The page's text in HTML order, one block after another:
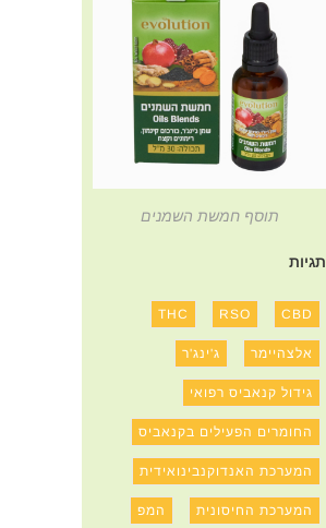
תוסף חמשת השמנים
תגיות
CBD
RSO
THC
אלצהיימר ג'ינג'ר
גידול קנאביס רפואי
החומרים הפעילים בקנאביס
המערכת האנדוקנבינואידית
המערכת החיסונית המפ